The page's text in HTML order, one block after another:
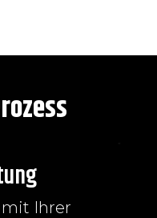
mit Ihrer